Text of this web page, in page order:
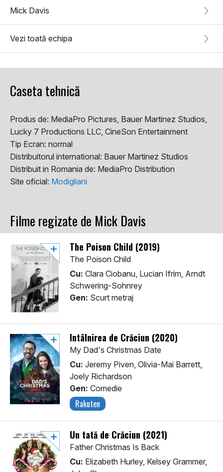
Mick Davis
Vezi toată echipa
Caseta tehnică
Produs de: MediaPro Pictures, Bauer Martinez Studios,
Lucky 7 Productions LLC, CineSon Entertainment
Tip Ecran: normal
Distribuitorul international: Bauer Martinez Studios
Distribuit in Romania de: MediaPro Distribution
Site oficial: Modigliani
Filme regizate de Mick Davis
The Poison Child (2019)
The Poison Child
Cu: Clara Ciobanu, Lucian Ifrim, Arndt
Schwering-Sohnrey
Gen: Scurt metraj
Întâlnirea de Crăciun (2020)
My Dad's Christmas Date
Cu: Jeremy Piven, Olivia-Mai Barrett,
Joely Richardson
Gen: Comedie
Rakuten
Un tată de Crăciun (2021)
Father Christmas Is Back
Cu: Elizabeth Hurley, Kelsey Grammer,